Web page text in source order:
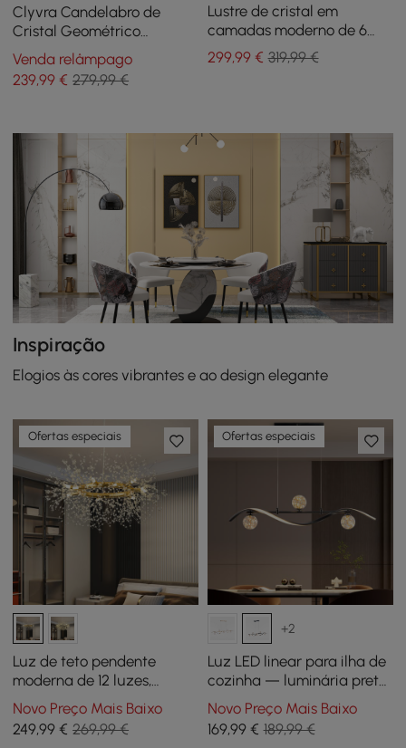
Clyvra Candelabro de
Cristal Geométrico
Moderno Clyvra 10 Luzes
com Corrente Ajustável em
Preto
Venda relâmpago
239,99 € 279,99 €
Lustre de cristal em
camadas moderno de 6
luzes Crystack com cabos
ajustáveis
299,99€ 319,99 €
Inspiração
Elogios às cores vibrantes e ao design elegante
Ofertas especiais
Luz de teto pendente
moderna de 12 luzes,
cristal, fogos de artifício,
candelabro Sputnik, de
meados do século
Novo Preço Mais Baixo
249,99 € 269,99 €
Ofertas especiais
+2
Luz LED linear para ilha de
cozinha — luminária preta
regulável de 4 luzes com
persianas de globo de
vidro
Novo Preço Mais Baixo
169,99€ 189,99 €